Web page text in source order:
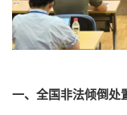
一、全国非法倾倒处